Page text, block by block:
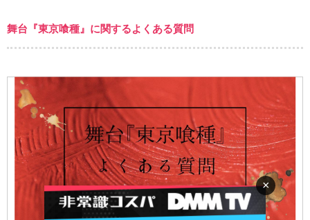
舞台『東京喰種』に関するよくある質問
×